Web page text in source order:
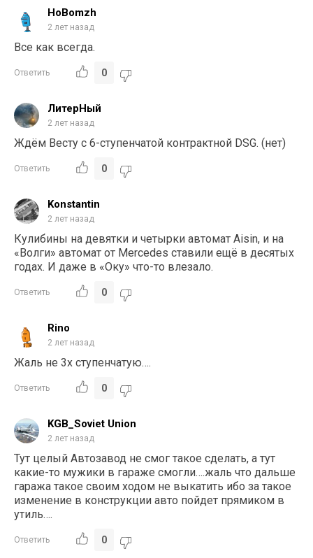
HoBomzh
2 лет назад
Все как всегда.
Ответить 0
ЛитерНый
2 лет назад
Ждём Весту с 6-ступенчатой контрактной DSG. (нет)
Ответить 0
Konstantin
2 лет назад
Кулибины на девятки и четырки автомат Aisin, и на
«Волги» автомат от Mercedes ставили ещё в десятых
годах. И даже в «Оку» что-то влезало.
Ответить 0
Rino
2 лет назад
Жаль не 3х ступенчатую….
Ответить 0
KGB_Soviet Union
2 лет назад
Тут целый Автозавод не смог такое сделать, а тут
какие-то мужики в гараже смогли….жаль что дальше
гаража такое своим ходом не выкатить ибо за такое
изменение в конструкции авто пойдет прямиком в
утиль….
Ответить 0